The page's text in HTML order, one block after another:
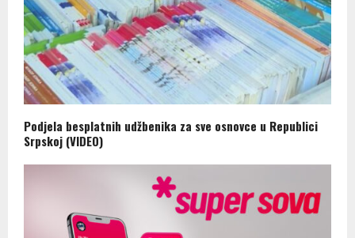
Podjela besplatnih udžbenika za sve osnovce u Republici
Srpskoj (VIDEO)